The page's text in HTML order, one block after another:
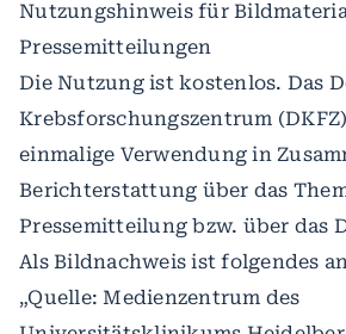
Nutzungshinweis für
Pressemitteilungen
Die Nutzung ist kostenlos. Das
Krebsforschungszentrum
einmalige Verwendung in
Berichterstattung über das
Pressemitteilung bzw. über das
Als Bildnachweis ist folgendes
„Quelle: Medienzentrum des